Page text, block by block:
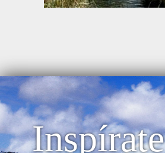
Inspírate